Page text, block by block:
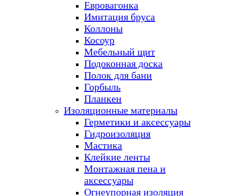
Евровагонка
Имитация бруса
Коллоны
Косоур
Мебельный щит
Подоконная доска
Полок для бани
Горбыль
Планкен
Изоляционные материалы
Герметики и аксессуары
Гидроизоляция
Мастика
Клейкие ленты
Монтажная пена и
аксессуары
Огнеупорная изоляция